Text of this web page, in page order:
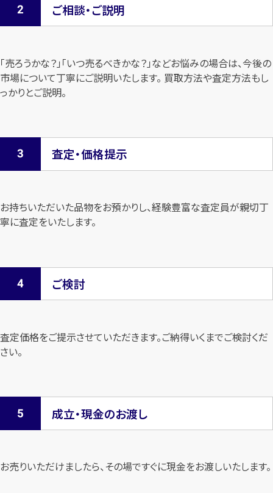
ご相談・ご説明
「売ろうかな？」「いつ売るべきかな？」などお悩みの場合は、今後の
市場について丁寧にご説明いたします。 買取方法や査定方法もし
っかりとご説明。
査定・価格提示
お持ちいただいた品物をお預かりし、経験豊富な査定員が親切丁
寧に査定をいたします。
ご検討
査定価格をご提示させていただきます。ご納得いくまでご検討くだ
さい。
成立・現金のお渡し
お売りいただけましたら、その場ですぐに現金をお渡しいたします。